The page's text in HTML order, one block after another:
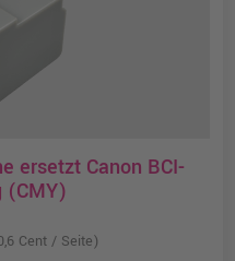
ersetzt Canon BCI-
(CMY)
Cent / Seite)